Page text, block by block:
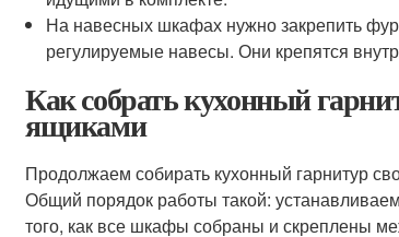
На навесных шкафах нужно закрепить
регулируемые навесы. Они крепятся
Как собрать кухонный
ящиками
Продолжаем собирать кухонный гарнитур
Общий порядок работы такой:
того, как все шкафы собраны и скреплены